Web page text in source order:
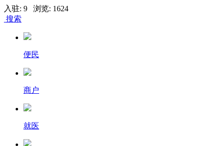
入驻: 9 浏览: 1624
搜索
便民
商户
就医